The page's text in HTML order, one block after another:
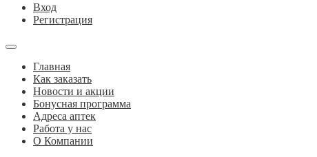
Вход
Регистрация
Главная
Как заказать
Новости и акции
Бонусная программа
Адреса аптек
Работа у нас
О Компании